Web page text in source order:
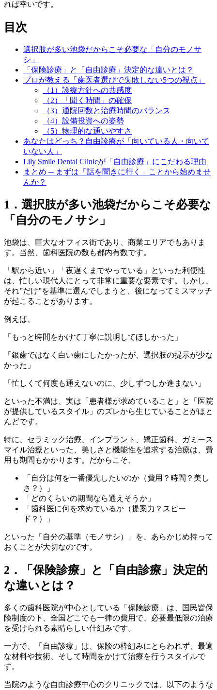
れば幸いです。
目次
選択肢が多い池袋だからこそ必要な「自分のモノサ
シ」
「保険診療」と「自由診療」決定的な違いとは？
プロが教える「歯医者選びで失敗しない5つの視点」
（1）診療方針への共感度
（2）「聞く時間」の確保
（3）通院回数と治療時間のバランス
（4）設備投資への姿勢
（5）物理的な通いやすさ
あなたはどっち？自由診療が「向いている人・向いて
いない人」
Lily Smile Dental Clinicが「自由診療」にこだわる理由
まとめ ─ まずは「話を聞きに行く」ことから始めませ
んか？
1．選択肢が多い池袋だからこそ必要な
「自分のモノサシ」
池袋は、巨大なオフィス街であり、商業エリアでもありま
す。当然、歯科医院の数も都内有数です。
「駅から近い」「夜遅くまでやっている」といった利便性
は、忙しい現代人にとって非常に重要な要素です。しかし、
それ”だけ”を基準に選んでしまうと、後になってミスマッチ
が起こることがあります。
例えば、
「もっと時間をかけて丁寧に説明してほしかった」
「銀歯ではなく白い歯にしたかったが、選択肢の提示が少な
かった」
「忙しくて何度も通えないのに、少しずつしか進まない」
といった不満は、実は「患者様が求めていること」と「医院
が提供しているスタイル」のズレから生じていることがほと
んどです。
特に、セラミック治療、インプラント、矯正歯科、ガミース
マイル治療といった、美しさと機能性を追求する治療は、費
用も期間もかかります。だからこそ、
「自分は何を一番優先したいのか（費用？時間？美し
さ？）」
「どのくらいの期間なら通えそうか」
「歯科医に何を求めているか（提案力？スピー
ド？）」
といった「自分の基準（モノサシ）」を、あらかじめ持って
おくことが大切なのです。
2．「保険診療」と「自由診療」決定的
な違いとは？
多くの歯科医院が中心としている「保険診療」は、国民皆保
険制度の下、全国どこでも一律の費用で、必要最低限の治療
を受けられる素晴らしい仕組みです。
一方で、「自由診療」は、保険の枠組みにとらわれず、最適
な材料や技術、そして時間をかけて治療を行うスタイルで
す。
当院のような自由診療中心のクリニックでは、以下のような